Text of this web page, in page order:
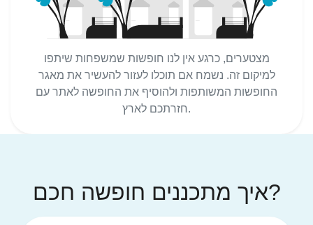
מצטערים, כרגע אין לנו חופשות שמשפחות שיתפו
למיקום זה. נשמח אם תוכלו לעזור להעשיר את מאגר
החופשות המשותפות ולהוסיף את החופשה לאתר עם
חזרתכם לארץ.
איך מתכננים חופשה חכם?